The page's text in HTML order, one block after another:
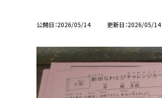
公開日 2026/05/14 更新日 2026/05/14